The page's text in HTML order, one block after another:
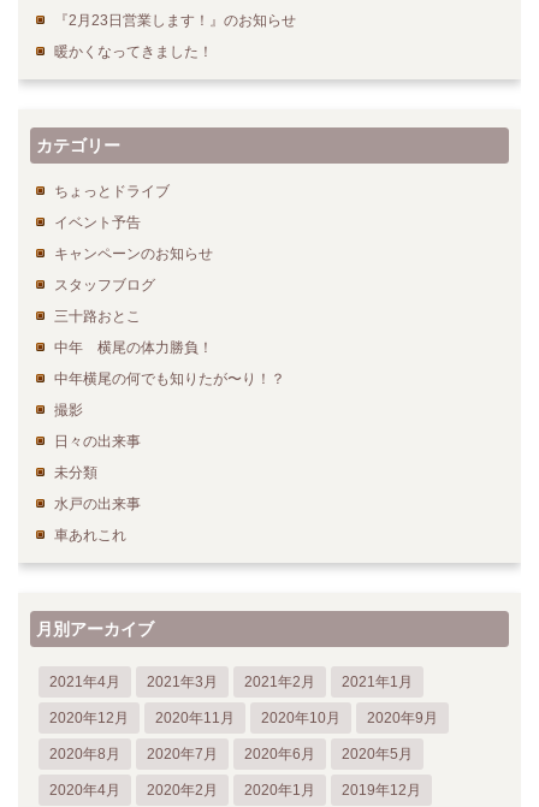
『2月23日営業します！』のお知らせ
暖かくなってきました！
カテゴリー
ちょっとドライブ
イベント予告
キャンペーンのお知らせ
スタッフブログ
三十路おとこ
中年 横尾の体力勝負！
中年横尾の何でも知りたが〜り！？
撮影
日々の出来事
未分類
水戸の出来事
車あれこれ
月別アーカイブ
2021年4月 2021年3月 2021年2月 2021年1月
2020年12月 2020年11月 2020年10月 2020年9月
2020年8月 2020年7月 2020年6月 2020年5月
2020年4月 2020年2月 2020年1月 2019年12月